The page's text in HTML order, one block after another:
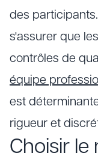
des
s'assurer que
contrôles de
équipe
est
rigueur et
Choisir le